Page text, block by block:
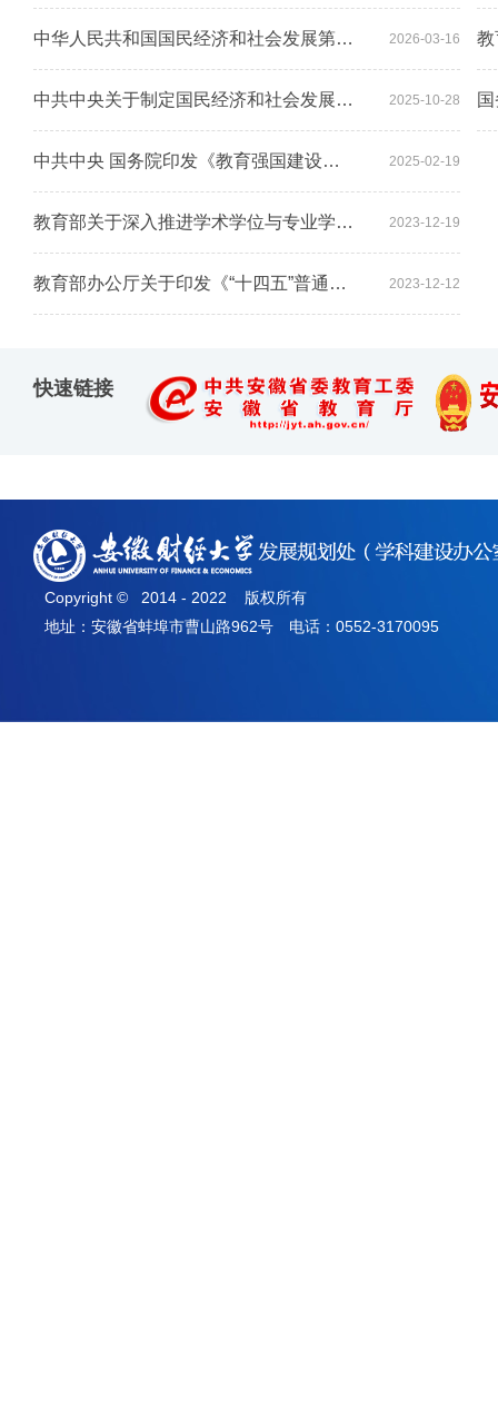
中华人民共和国国民经济和社会发展第十五个五年规划纲要 2026-03-16
中共中央关于制定国民经济和社会发展第十五个五年规划的建议 2025-10-28
中共中央 国务院印发《教育强国建设规划纲要（2024—2035年）... 2025-02-19
教育部关于深入推进学术学位与专业学位研究生教育分类发展的... 2023-12-19
教育部办公厅关于印发《“十四五”普通高等 教育本科国家级... 2023-12-12
快速链接
Copyright © 2014 - 2022 版权所有
地址：安徽省蚌埠市曹山路962号 电话：0552-3170095